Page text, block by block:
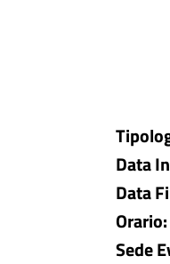
Data
Data
Orario:
Sede